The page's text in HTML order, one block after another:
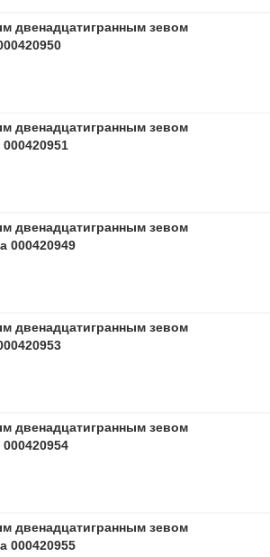
двенадцатигранным зевом
двенадцатигранным зевом
двенадцатигранным зевом
000420949
двенадцатигранным зевом
двенадцатигранным зевом
двенадцатигранным зевом
000420955